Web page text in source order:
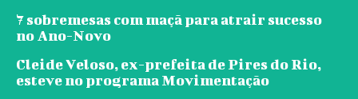
7 sobremesas com maçã para atrair sucesso
no Ano-Novo
Cleide Veloso, ex-prefeita de Pires do Rio,
esteve no programa Movimentação